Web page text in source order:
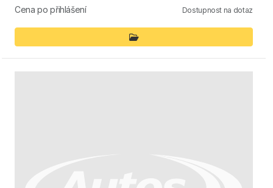
Cena po přihlášení Dostupnost na dotaz